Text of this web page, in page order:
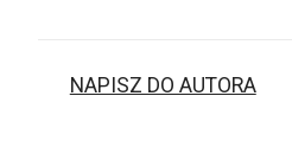
NAPISZ DO AUTORA